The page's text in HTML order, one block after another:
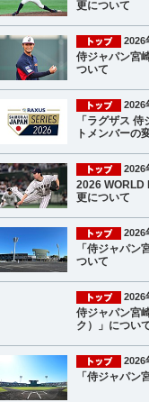
更について
2026
侍ジャパン宮
ついて
2026
「ラグザス
トメンバーの
2026
2026
更について
2026
「侍ジャパ
ついて
2026
侍ジャパン宮
ク）」につい
2026
「侍ジャパ